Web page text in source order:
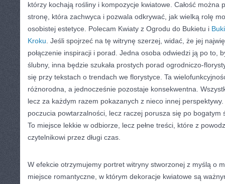
którzy kochają rośliny i kompozycje kwiatowe. Całość można
stronę, która zachwyca i pozwala odkrywać, jak wielką rolę
osobistej estetyce. Polecam Kwiaty z Ogrodu do Bukietu i
Kroku . Jeśli spojrzeć na tę witrynę szerzej, widać, że jej
połączenie inspiracji i porad. Jedna osoba odwiedzi ją po to,
ślubny, inna będzie szukała prostych porad ogrodniczo-
się przy tekstach o trendach we florystyce. Ta
różnorodna, a jednocześnie pozostaje konsekwentna.
lecz za każdym razem pokazanych z nieco innej
poczucia powtarzalności, lecz raczej porusza się po bogatym
To miejsce lekkie w odbiorze, lecz pełne treści, które z
czytelnikowi przez długi czas.
W efekcie otrzymujemy portret witryny stworzonej z myślą o
miejsce romantyczne, w którym dekoracje kwiatowe są